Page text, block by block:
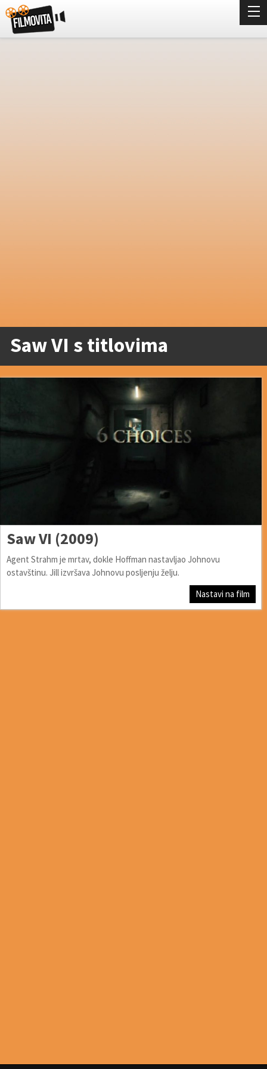
Saw VI s titlovima
Saw VI (2009)
Agent Strahm je mrtav, dokle Hoffman nastavljao Johnovu
ostavštinu. Jill izvršava Johnovu posljenju želju.
Nastavi na film